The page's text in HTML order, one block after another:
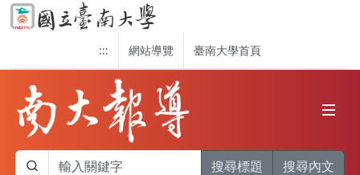
::: 網站導覽 臺南大學首頁
搜尋標題 搜尋內文